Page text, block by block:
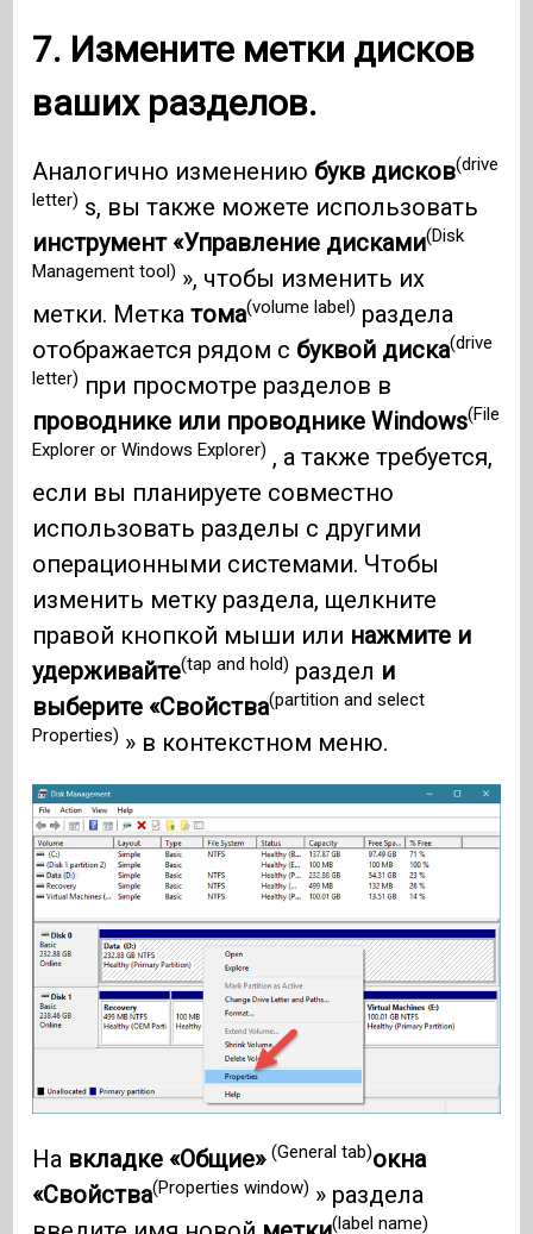
7. Измените метки дисков
ваших разделов.
Аналогично изменению букв дисков(drive
letter) s, вы также можете использовать
инструмент «Управление дисками(Disk
Management tool) », чтобы изменить их
метки. Меткатома(volume label) раздела
отображается рядом с буквой диска(drive
letter) при просмотре разделов в
проводнике или проводнике Windows(File
Explorer or Windows Explorer) , а также требуется,
если вы планируете совместно
использовать разделы с другими
операционными системами. Чтобы
изменить метку раздела, щелкните
правой кнопкой мыши или нажмите и
удерживайте(tap and hold) раздел и
выберите «Свойства(partition and select
Properties) » в контекстном меню.
На вкладке «Общие»(General tab)окна
«Свойства(Properties window) » раздела
(label name)